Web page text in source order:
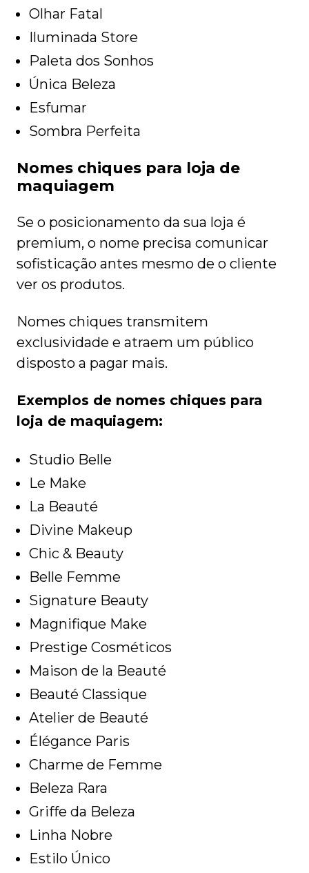
Olhar Fatal
Iluminada Store
Paleta dos Sonhos
Única Beleza
Esfumar
Sombra Perfeita
Nomes chiques para loja de
maquiagem
Se o posicionamento da sua loja é
premium, o nome precisa comunicar
sofisticação antes mesmo de o cliente
ver os produtos.
Nomes chiques transmitem
exclusividade e atraem um público
disposto a pagar mais.
Exemplos de nomes chiques para
loja de maquiagem:
Studio Belle
Le Make
La Beauté
Divine Makeup
Chic & Beauty
Belle Femme
Signature Beauty
Magnifique Make
Prestige Cosméticos
Maison de la Beauté
Beauté Classique
Atelier de Beauté
Élégance Paris
Charme de Femme
Beleza Rara
Griffe da Beleza
Linha Nobre
Estilo Único